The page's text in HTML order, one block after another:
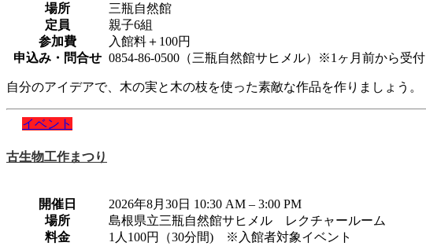
場所
三瓶自然館
定員
親子6組
参加費
入館料＋100円
申込み・問合せ 0854-86-0500（三瓶自然館サヒメル）※1ヶ月前から受付
自分のアイデアで、木の実と木の枝を使った素敵な作品を作りましょう。
イベント
古生物工作まつり
開催日 2026年8月30日 10:30 AM – 3:00 PM
場所
島根県立三瓶自然館サヒメル レクチャールーム
料金
1人100円（30分間) ※入館者対象イベント